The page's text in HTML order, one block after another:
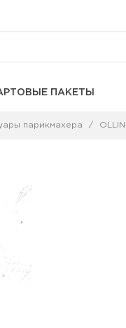
ПАКЕТЫ
парикмахера